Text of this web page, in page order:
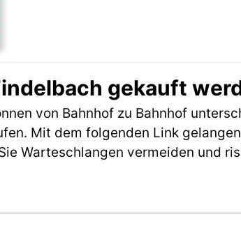
gekauft
von Bahnhof zu Bahnhof
Mit dem folgenden Link
Warteschlangen vermeiden und